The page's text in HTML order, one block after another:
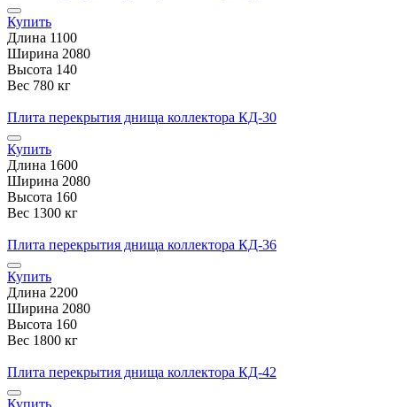
Купить
Длина 1100
Ширина 2080
Высота 140
Вес 780 кг
Плита перекрытия днища коллектора КД-30
Купить
Длина 1600
Ширина 2080
Высота 160
Вес 1300 кг
Плита перекрытия днища коллектора КД-36
Купить
Длина 2200
Ширина 2080
Высота 160
Вес 1800 кг
Плита перекрытия днища коллектора КД-42